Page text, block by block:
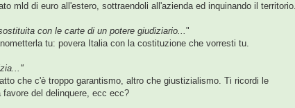
mld di euro all'estero, sottraendoli all'azienda ed inquinando il
con le carte di un potere giudiziario..."
tu: povera Italia con la costituzione che vorresti tu.
che c'è troppo garantismo, altro che giustizialismo. Ti ricordi le
del delinquere, ecc ecc?